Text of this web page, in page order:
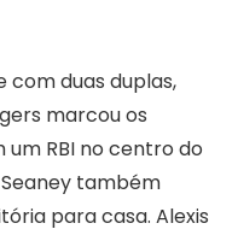
com duas duplas,
marcou os
RBI no centro do
também
para casa. Alexis